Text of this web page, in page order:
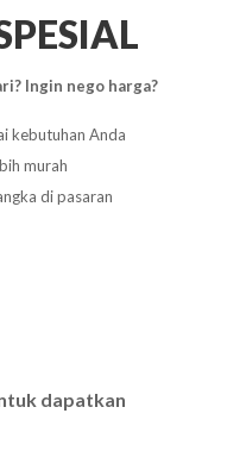
Ingin nego harga?
kebutuhan Anda
murah
di pasaran
dapatkan